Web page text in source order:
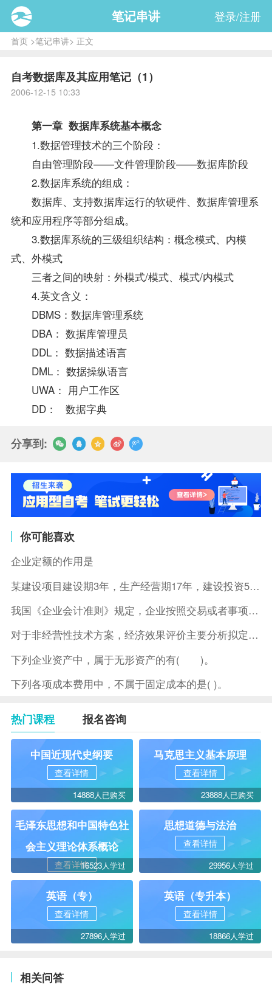
笔记串讲 登录/注册
首页>笔记串讲> 正文
自考数据库及其应用笔记（1）
2006-12-15 10:33
第一章 数据库系统基本概念
1.数据管理技术的三个阶段：
自由管理阶段——文件管理阶段——数据库阶段
2.数据库系统的组成：
数据库、支持数据库运行的软硬件、数据库管理系
统和应用程序等部分组成。
3.数据库系统的三级组织结构：概念模式、内模
式、外模式
三者之间的映射：外模式/模式、模式/内模式
4.英文含义：
DBMS：数据库管理系统
DBA： 数据库管理员
DDL： 数据描述语言
DML： 数据操纵语言
UWA： 用户工作区
DD： 数据字典
分享到:
你可能喜欢
企业定额的作用是
某建设项目建设期3年，生产经营期17年，建设投资5500万元
我国《企业会计准则》规定，企业按照交易或者事项的经济特征确定
对于非经营性技术方案，经济效果评价主要分析拟定方案的( )。
下列企业资产中，属于无形资产的有( )。
下列各项成本费用中，不属于固定成本的是( )。
热门课程 报名咨询
中国近现代史纲要
查看详情
14888人已购买
马克思主义基本原理
查看详情
23888人已购买
毛泽东思想和中国特色社
会主义理论体系概论
查看详情16523人学过
思想道德与法治
查看详情
29956人学过
英语（专）
查看详情
27896人学过
英语（专升本）
查看详情
18866人学过
相关问答